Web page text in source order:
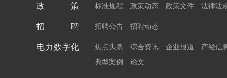
政策 标准规程 政策动态 政策文件 法律法
招聘 招聘公告 招聘动态
电力数字化 焦点头条 综合资讯 企业报道 产经信
典型案例
论文